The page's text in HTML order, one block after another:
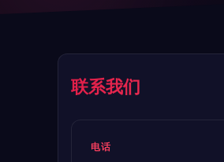
联系我们
电话